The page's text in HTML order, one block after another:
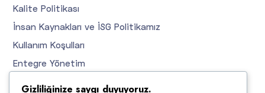
Kalite Politikası
İnsan Kaynakları ve İSG Politikamız
Kullanım Koşulları
Entegre Yönetim
Gizliliğinize saygı duyuyoruz.